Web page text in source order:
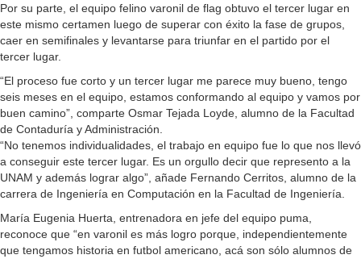
Por su parte, el equipo felino varonil de flag obtuvo el tercer lugar en
este mismo certamen luego de superar con éxito la fase de grupos,
caer en semifinales y levantarse para triunfar en el partido por el
tercer lugar.
“El proceso fue corto y un tercer lugar me parece muy bueno, tengo
seis meses en el equipo, estamos conformando al equipo y vamos por
buen camino”, comparte Osmar Tejada Loyde, alumno de la Facultad
de Contaduría y Administración.
“No tenemos individualidades, el trabajo en equipo fue lo que nos llevó
a conseguir este tercer lugar. Es un orgullo decir que represento a la
UNAM y además lograr algo”, añade Fernando Cerritos, alumno de la
carrera de Ingeniería en Computación en la Facultad de Ingeniería.
María Eugenia Huerta, entrenadora en jefe del equipo puma,
reconoce que “en varonil es más logro porque, independientemente
que tengamos historia en futbol americano, acá son sólo alumnos de